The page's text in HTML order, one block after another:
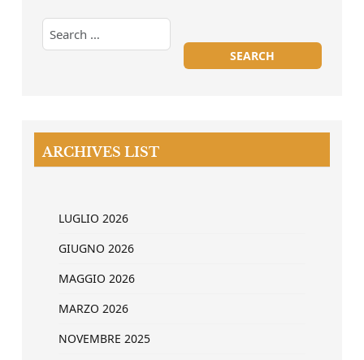
ARCHIVES LIST
LUGLIO 2026
GIUGNO 2026
MAGGIO 2026
MARZO 2026
NOVEMBRE 2025